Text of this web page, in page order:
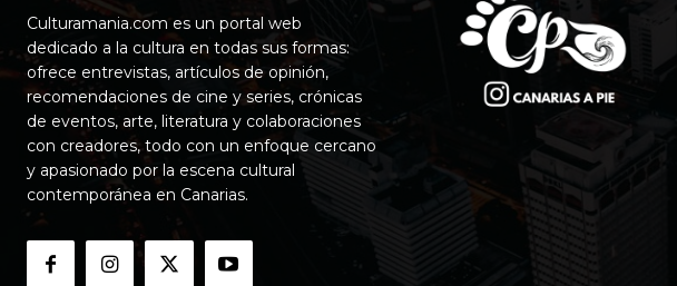
Culturamania.com es un portal web
dedicado a la cultura en todas sus formas:
ofrece entrevistas, artículos de opinión,
recomendaciones de cine y series, crónicas
de eventos, arte, literatura y colaboraciones
con creadores, todo con un enfoque cercano
y apasionado por la escena cultural
contemporánea en Canarias.